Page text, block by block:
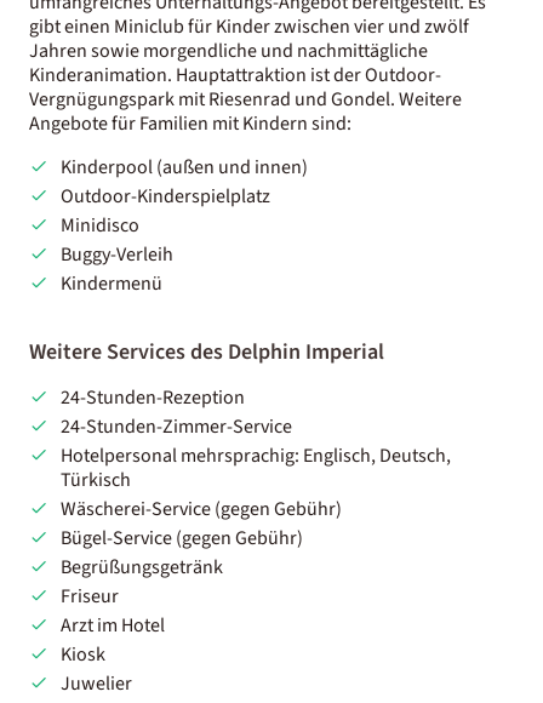
gibt einen Miniclub für Kinder zwischen vier und zwölf
Jahren sowie morgendliche und nachmittägliche
Kinderanimation. Hauptattraktion ist der Outdoor-
Vergnügungspark mit Riesenrad und Gondel. Weitere
Angebote für Familien mit Kindern sind:
Kinderpool (außen und innen)
Outdoor-Kinderspielplatz
Minidisco
Buggy-Verleih
Kindermenü
Weitere Services des Delphin Imperial
24-Stunden-Rezeption
24-Stunden-Zimmer-Service
Hotelpersonal mehrsprachig: Englisch, Deutsch,
Türkisch
Wäscherei-Service (gegen Gebühr)
Bügel-Service (gegen Gebühr)
Begrüßungsgetränk
Friseur
Arzt im Hotel
Kiosk
Juwelier